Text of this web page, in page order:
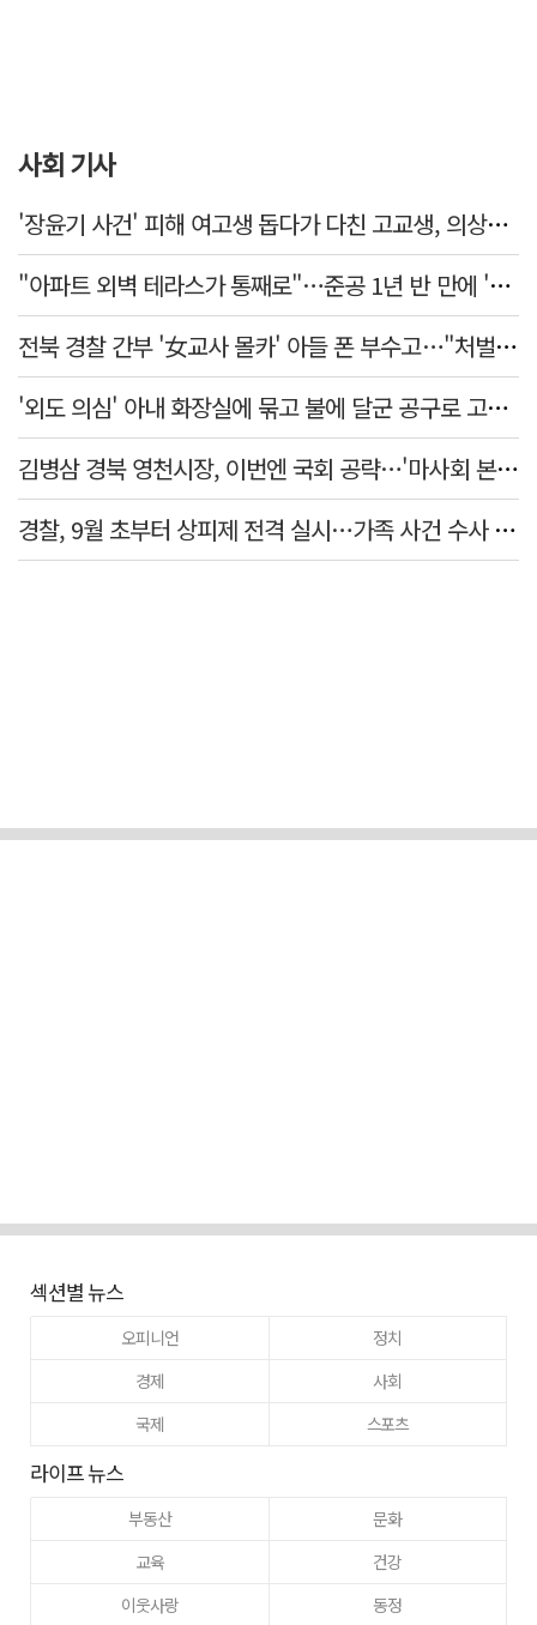
사회 기사
'장윤기 사건' 피해 여고생 돕다가 다친 고교생, 의상자 인정
"아파트 외벽 테라스가 통째로"…준공 1년 반 만에 '아찔 사고'
전북 경찰 간부 '女교사 몰카' 아들 폰 부수고…"처벌 못하는 사안" 내부망에 글
'외도 의심' 아내 화장실에 묶고 불에 달군 공구로 고문…남편 검거
김병삼 경북 영천시장, 이번엔 국회 공략…'마사회 본사 이전·광역교통망 확충' 요청
경찰, 9월 초부터 상피제 전격 실시…가족 사건 수사 못해
섹션별 뉴스
오피니언
정치
경제
사회
국제
스포츠
라이프 뉴스
부동산
문화
교육
건강
이웃사랑
동정